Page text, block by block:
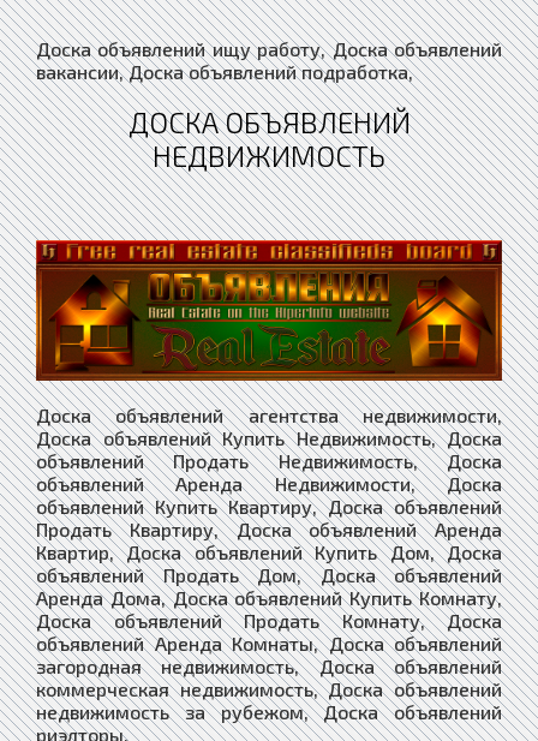
Доска объявлений ищу работу, Доска объявлений
вакансии, Доска объявлений подработка,
ДОСКА ОБЪЯВЛЕНИЙ
НЕДВИЖИМОСТЬ
Доска объявлений агентства недвижимости,
Доска объявлений Купить Недвижимость, Доска
объявлений Продать Недвижимость, Доска
объявлений Аренда Недвижимости, Доска
объявлений Купить Квартиру, Доска объявлений
Продать Квартиру, Доска объявлений Аренда
Квартир, Доска объявлений Купить Дом, Доска
объявлений Продать Дом, Доска объявлений
Аренда Дома, Доска объявлений Купить Комнату,
Доска объявлений Продать Комнату, Доска
объявлений Аренда Комнаты, Доска объявлений
загородная недвижимость, Доска объявлений
коммерческая недвижимость, Доска объявлений
недвижимость за рубежом, Доска объявлений
риэлторы,